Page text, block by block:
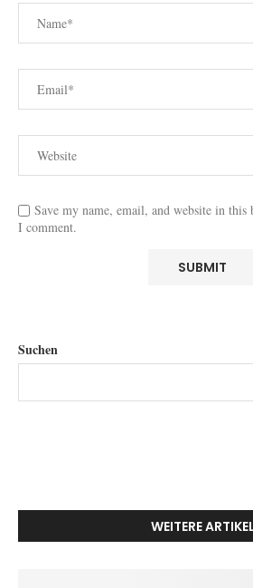
Save my name, email, and website in
I comment.
Suchen
WEITERE ARTIKEL